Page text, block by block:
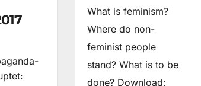
What is feminism?
Where do non­
feminist people
stand? What is to be
done? Download: